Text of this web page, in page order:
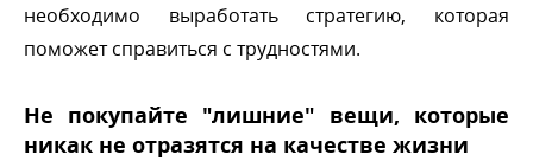
необходимо выработать стратегию, которая
поможет справиться с трудностями.
Не покупайте "лишние" вещи, которые
никак не отразятся на качестве жизни